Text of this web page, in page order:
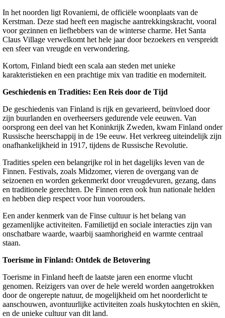
In het noorden ligt Rovaniemi, de officiële woonplaats van de
Kerstman. Deze stad heeft een magische aantrekkingskracht, vooral
voor gezinnen en liefhebbers van de winterse charme. Het Santa
Claus Village verwelkomt het hele jaar door bezoekers en verspreidt
een sfeer van vreugde en verwondering.
Kortom, Finland biedt een scala aan steden met unieke
karakteristieken en een prachtige mix van traditie en moderniteit.
Geschiedenis en Tradities: Een Reis door de Tijd
De geschiedenis van Finland is rijk en gevarieerd, beïnvloed door
zijn buurlanden en overheersers gedurende vele eeuwen. Van
oorsprong een deel van het Koninkrijk Zweden, kwam Finland onder
Russische heerschappij in de 19e eeuw. Het verkreeg uiteindelijk zijn
onafhankelijkheid in 1917, tijdens de Russische Revolutie.
Tradities spelen een belangrijke rol in het dagelijks leven van de
Finnen. Festivals, zoals Midzomer, vieren de overgang van de
seizoenen en worden gekenmerkt door vreugdevuren, gezang, dans
en traditionele gerechten. De Finnen eren ook hun nationale helden
en hebben diep respect voor hun voorouders.
Een ander kenmerk van de Finse cultuur is het belang van
gezamenlijke activiteiten. Familietijd en sociale interacties zijn van
onschatbare waarde, waarbij saamhorigheid en warmte centraal
staan.
Toerisme in Finland: Ontdek de Betovering
Toerisme in Finland heeft de laatste jaren een enorme vlucht
genomen. Reizigers van over de hele wereld worden aangetrokken
door de ongerepte natuur, de mogelijkheid om het noorderlicht te
aanschouwen, avontuurlijke activiteiten zoals huskytochten en skiën,
en de unieke cultuur van dit land.